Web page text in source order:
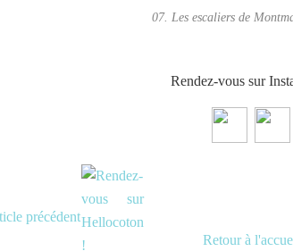
07. Les escaliers de
Rendez-vous sur
précédent
Retour à